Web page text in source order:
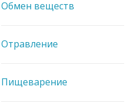
Обмен веществ
Отравление
Пищеварение